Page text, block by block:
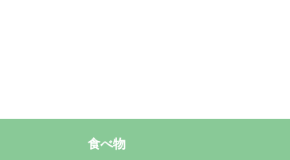
食べ物